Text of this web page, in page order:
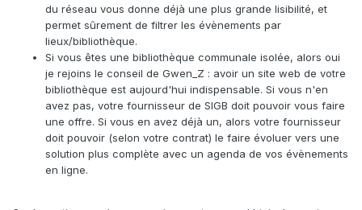
du réseau vous donne déjà une plus grande lisibilité, et
permet sûrement de filtrer les évènements par
lieux/bibliothèque.
Si vous êtes une bibliothèque communale isolée, alors oui
je rejoins le conseil de Gwen_Z : avoir un site web de votre
bibliothèque est aujourd'hui indispensable. Si vous n'en
avez pas, votre fournisseur de SIGB doit pouvoir vous faire
une offre. Si vous en avez déjà un, alors votre fournisseur
doit pouvoir (selon votre contrat) le faire évoluer vers une
solution plus complète avec un agenda de vos évènements
en ligne.